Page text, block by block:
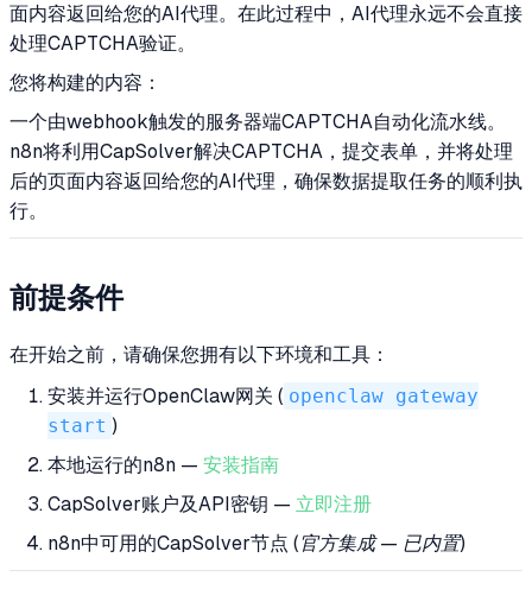
面内容返回给您的AI代理。在此过程中，AI代理永远不会直接
处理CAPTCHA验证。
您将构建的内容：
一个由webhook触发的服务器端CAPTCHA自动化流水线。
n8n将利用CapSolver解决CAPTCHA，提交表单，并将处理
后的页面内容返回给您的AI代理，确保数据提取任务的顺利执
行。
前提条件
在开始之前，请确保您拥有以下环境和工具：
安装并运行OpenClaw网关 ( openclaw gateway
start )
本地运行的n8n — 安装指南
CapSolver账户及API密钥 — 立即注册
n8n中可用的CapSolver节点 (官方集成 — 已内置)